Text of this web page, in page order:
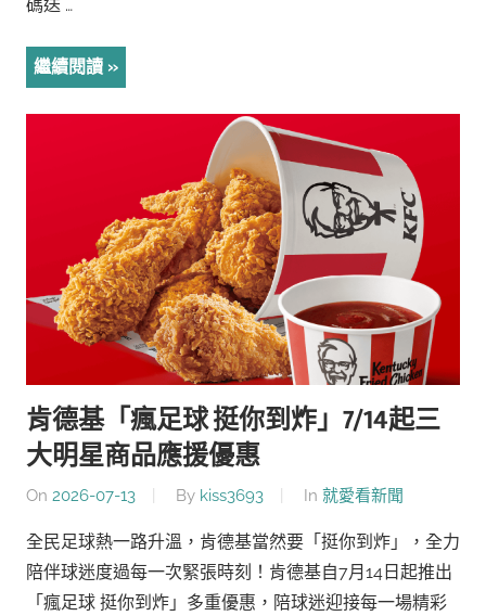
碼送 …
繼續閱讀
肯德基「瘋足球 挺你到炸」7/14起三
大明星商品應援優惠
On 2026-07-13 By kiss3693 In 就愛看新聞
全民足球熱一路升溫，肯德基當然要「挺你到炸」，全力
陪伴球迷度過每一次緊張時刻！肯德基自7月14日起推出
「瘋足球 挺你到炸」多重優惠，陪球迷迎接每一場精彩